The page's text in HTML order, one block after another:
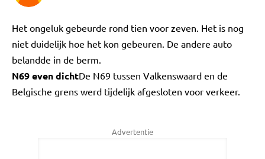
Het ongeluk gebeurde rond tien voor zeven. Het is nog
niet duidelijk hoe het kon gebeuren. De andere auto
belandde in de berm.
N69 even dichtDe N69 tussen Valkenswaard en de
Belgische grens werd tijdelijk afgesloten voor verkeer.
Advertentie